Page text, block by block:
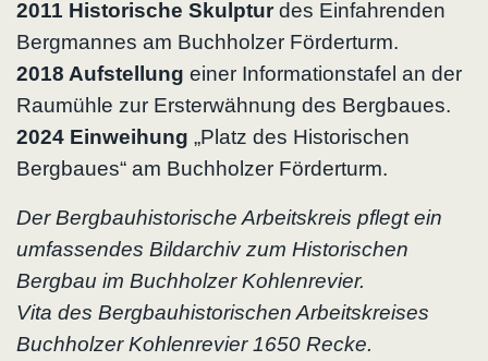
2011 Historische Skulptur des Einfahrenden
Bergmannes am Buchholzer Förderturm.
2018 Aufstellung einer Informationstafel an der
Raumühle zur Ersterwähnung des Bergbaues.
2024 Einweihung „Platz des Historischen
Bergbaues“ am Buchholzer Förderturm.
Der Bergbauhistorische Arbeitskreis pflegt ein
umfassendes Bildarchiv zum Historischen
Bergbau im Buchholzer Kohlenrevier.
Vita des Bergbauhistorischen Arbeitskreises
Buchholzer Kohlenrevier 1650 Recke.